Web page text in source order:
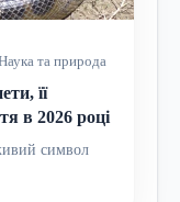
та природа
її
в 2026 році
символ